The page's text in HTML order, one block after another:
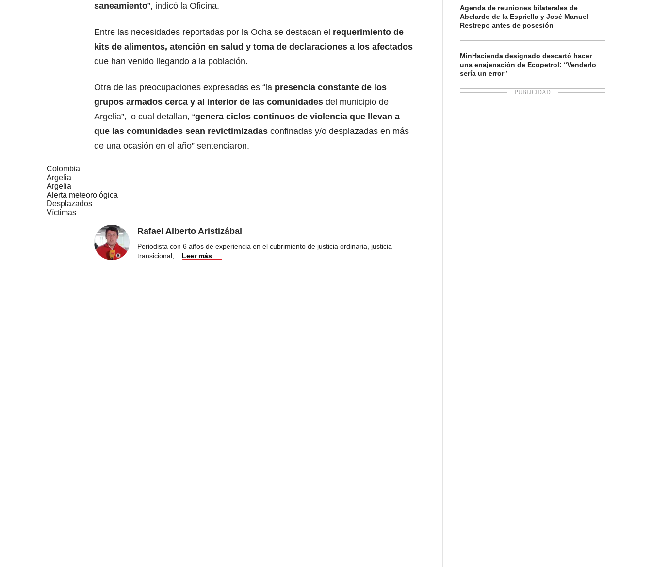
saneamiento”, indicó la Oficina.
Entre las necesidades reportadas por la Ocha se destacan el requerimiento de
kits de alimentos, atención en salud y toma de declaraciones a los afectados
que han venido llegando a la población.
Otra de las preocupaciones expresadas es “la presencia constante de los
grupos armados cerca y al interior de las comunidades del municipio de
Argelia”, lo cual detallan, “genera ciclos continuos de violencia que llevan a
que las comunidades sean revictimizadas confinadas y/o desplazadas en más
de una ocasión en el año” sentenciaron.
Colombia
Argelia
Argelia
Alerta meteorológica
Desplazados
Víctimas
Rafael Alberto Aristizábal
Periodista con 6 años de experiencia en el cubrimiento de justicia ordinaria, justicia
transicional,
Leer más
Agenda de reuniones bilaterales de
Abelardo de la Espriella y José Manuel
Restrepo antes de posesión
MinHacienda designado descartó hacer
una enajenación de Ecopetrol: “Venderlo
sería un error”